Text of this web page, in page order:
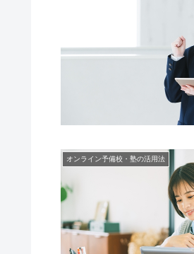
オンライン予備校・塾の活用法